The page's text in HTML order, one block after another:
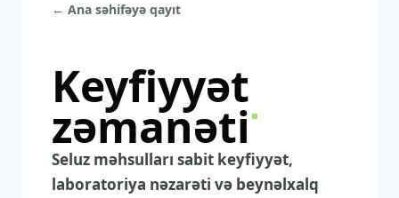
← Ana səhifəyə qayıt
Keyfiyyət
zəmanəti.
Seluz məhsulları sabit keyfiyyət,
laboratoriya nəzarəti və beynəlxalq